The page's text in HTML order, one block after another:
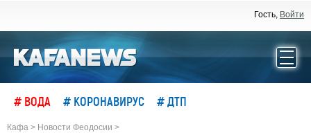
Гость, Войти
# ВОДА # КОРОНАВИРУС # ДТП
Кафа > Новости Феодосии >